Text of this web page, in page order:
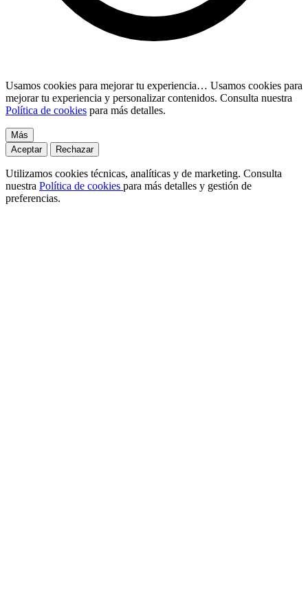
Usamos cookies para mejorar tu experiencia… Usamos cookies para
mejorar tu experiencia y personalizar contenidos. Consulta nuestra
Política de cookies para más detalles.
Más
Aceptar
Rechazar
Utilizamos cookies técnicas, analíticas y de marketing. Consulta
nuestra Política de cookies para más detalles y gestión de
preferencias.